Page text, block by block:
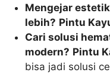
Mengejar
lebih? Pintu
Cari solusi
modern? Pintu
bisa jadi solusi